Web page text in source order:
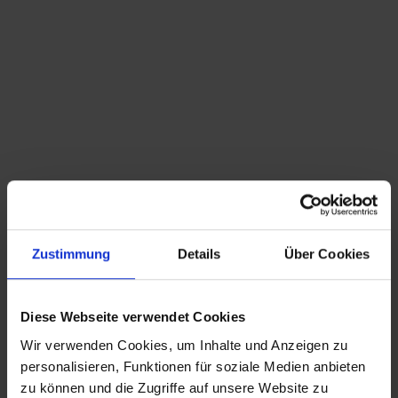
Zustimmung Details Über Cookies
Diese Webseite verwendet Cookies
Wir verwenden Cookies, um Inhalte und Anzeigen zu
personalisieren, Funktionen für soziale Medien anbieten
zu können und die Zugriffe auf unsere Website zu
Sortieren nachStandard Zeige15 Produkte pro Seite
Mid Century Mini Sideboard Telefonschränkchen
60s MIni Sideboard mit Glasplatte
CHRISTIAN A. THEUER